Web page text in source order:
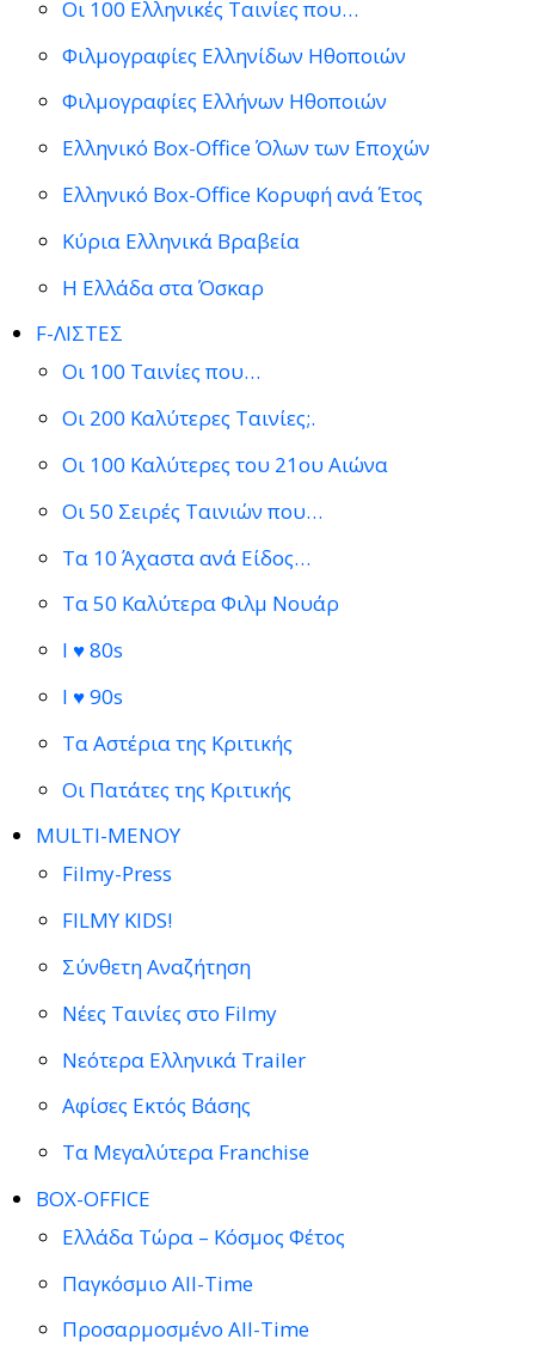
Οι 100 Ελληνικές Ταινίες που…
Φιλμογραφίες Ελληνίδων Ηθοποιών
Φιλμογραφίες Ελλήνων Ηθοποιών
Ελληνικό Box-Office Όλων των Εποχών
Ελληνικό Box-Office Κορυφή ανά Έτος
Κύρια Ελληνικά Βραβεία
Η Ελλάδα στα Όσκαρ
F-ΛΙΣΤΕΣ
Οι 100 Ταινίες που…
Οι 200 Καλύτερες Ταινίες;.
Οι 100 Καλύτερες του 21ου Αιώνα
Οι 50 Σειρές Ταινιών που…
Τα 10 Άχαστα ανά Είδος…
Τα 50 Καλύτερα Φιλμ Νουάρ
I ♥ 80s
I ♥ 90s
Τα Αστέρια της Κριτικής
Οι Πατάτες της Κριτικής
MULTI-ΜΕΝΟΥ
Filmy-Press
FILMY KIDS!
Σύνθετη Αναζήτηση
Νέες Ταινίες στο Filmy
Νεότερα Ελληνικά Trailer
Αφίσες Εκτός Βάσης
Τα Μεγαλύτερα Franchise
BOX-OFFICE
Ελλάδα Τώρα – Κόσμος Φέτος
Παγκόσμιο All-Time
Προσαρμοσμένο All-Time